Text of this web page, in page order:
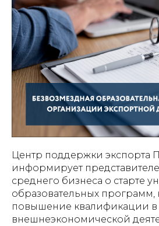
Центр поддержки экспорта
информирует
среднего бизнеса о старте
образовательных программ,
повышение квалификации в
внешнеэкономической